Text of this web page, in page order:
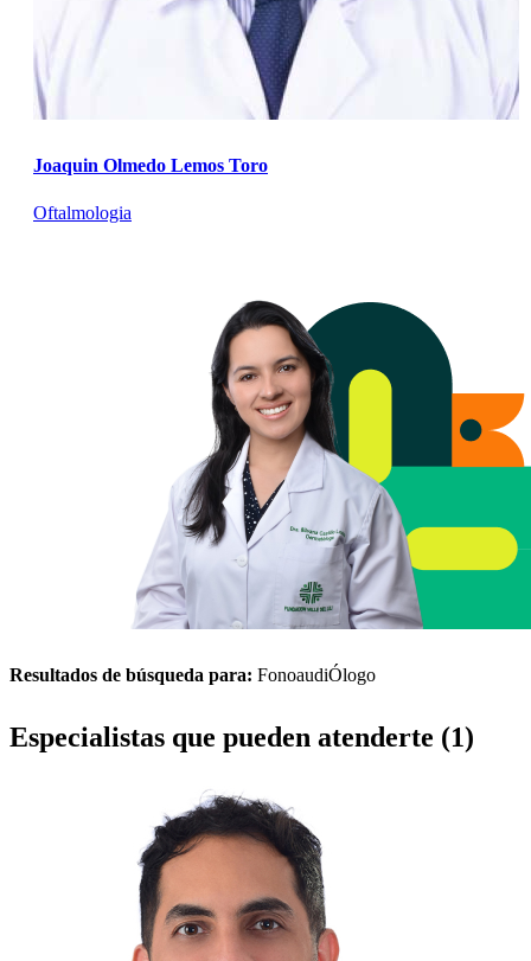
Joaquin Olmedo Lemos Toro
Oftalmologia
Resultados de búsqueda para: FonoaudiÓlogo
Especialistas que pueden atenderte (1)